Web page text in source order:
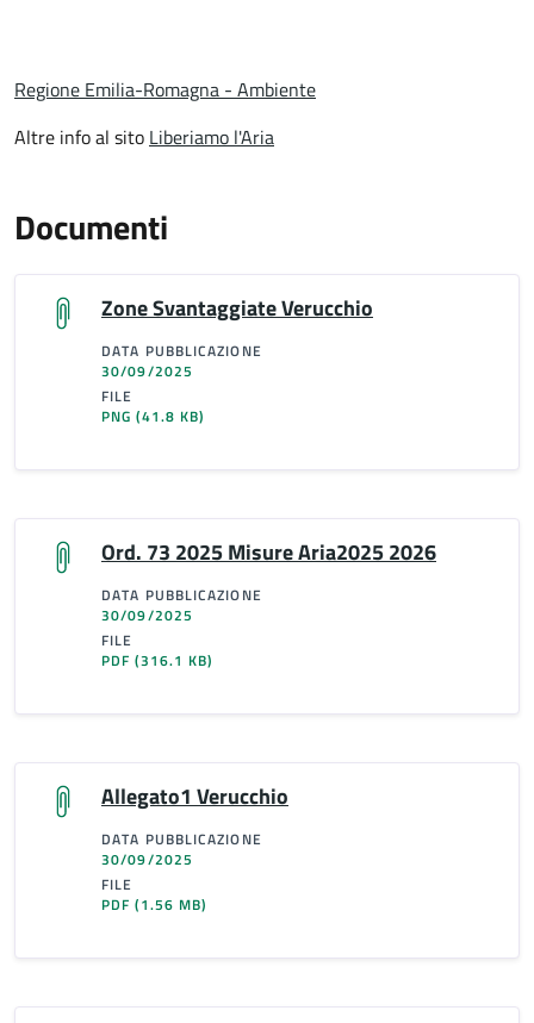
Regione Emilia-Romagna - Ambiente
Altre info al sito Liberiamo l'Aria
Documenti
Zone Svantaggiate Verucchio
DATA PUBBLICAZIONE
30/09/2025
FILE
PNG(41.8 KB)
Ord. 73 2025 Misure Aria2025 2026
DATA PUBBLICAZIONE
30/09/2025
FILE
PDF(316.1 KB)
Allegato1 Verucchio
DATA PUBBLICAZIONE
30/09/2025
FILE
PDF(1.56 MB)